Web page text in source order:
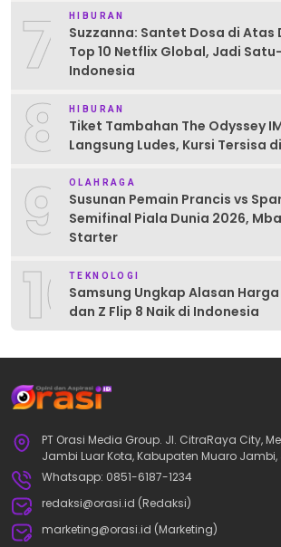
7 HIBURAN
Suzzanna: Santet Dosa di Atas
Top 10 Netflix Global, Jadi
Indonesia
8 HIBURAN
Tiket Tambahan The Odyssey
Langsung Ludes, Kursi Tersisa
9 OLAHRAGA
Susunan Pemain Prancis vs
Semifinal Piala Dunia 2026,
Starter
10TEKNOLOGI
Samsung Ungkap Alasan
dan Z Flip 8 Naik di Indonesia
PT Orasi Media Group. Jl. CitraRaya City,
Jambi Luar Kota, Kabupaten Muaro Jambi,
Whatsapp: 0851-6187-1234
redaksi@orasi.id (Redaksi)
marketing@orasi.id (Marketing)